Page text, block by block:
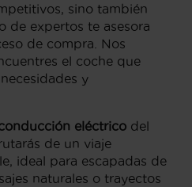
sino también
de expertos te asesora
de compra. Nos
el coche que
y
eléctrico del
de un viaje
ideal para escapadas de
naturales o trayectos